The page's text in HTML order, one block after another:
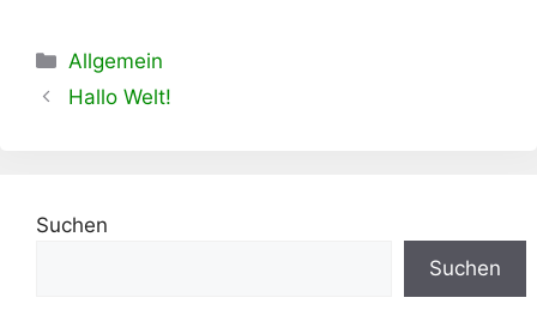
Kategorien
Allgemein
Hallo Welt!
Suchen
Suchen